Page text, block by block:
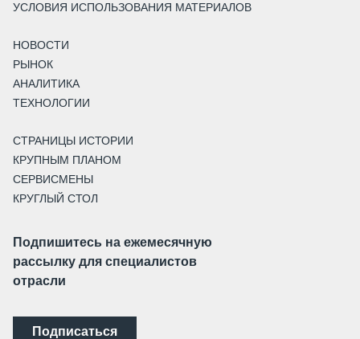
УСЛОВИЯ ИСПОЛЬЗОВАНИЯ МАТЕРИАЛОВ
НОВОСТИ
РЫНОК
АНАЛИТИКА
ТЕХНОЛОГИИ
СТРАНИЦЫ ИСТОРИИ
КРУПНЫМ ПЛАНОМ
СЕРВИСМЕНЫ
КРУГЛЫЙ СТОЛ
Подпишитесь на ежемесячную
рассылку для специалистов
отрасли
Подписаться